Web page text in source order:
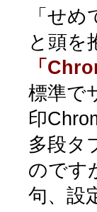
「せ
と頭を
「
標準で
印
多段タ
のです
句、設